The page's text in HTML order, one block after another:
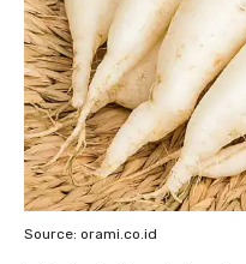
Source: orami.co.id